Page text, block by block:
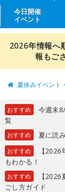
今日開催
イベント
2026年情報へ
報もご
夏休みイベント
おすすめ
今週末
覧
おすすめ 夏に読
おすすめ
【
もわかる！
おすすめ
【
ごし方ガイド